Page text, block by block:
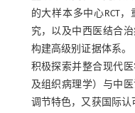
的大样本多中心RCT
究，以及中西医结合
构建高级别证据体系。
积极探索并整合现代
及组织病理学）与中
调节特色，又获国际